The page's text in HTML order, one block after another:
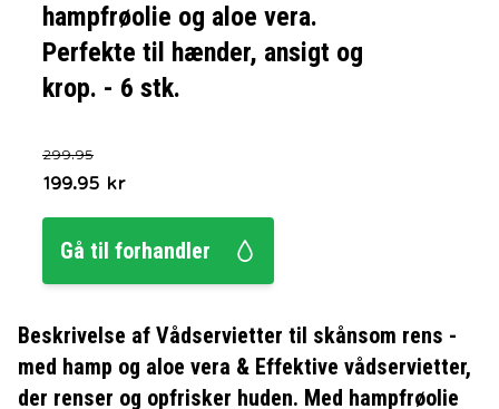
hampfrøolie og aloe vera.
Perfekte til hænder, ansigt og
krop. - 6 stk.
299.95
199.95 kr
Gå til forhandler
Beskrivelse af Vådservietter til skånsom rens -
med hamp og aloe vera & Effektive vådservietter,
der renser og opfrisker huden. Med hampfrøolie